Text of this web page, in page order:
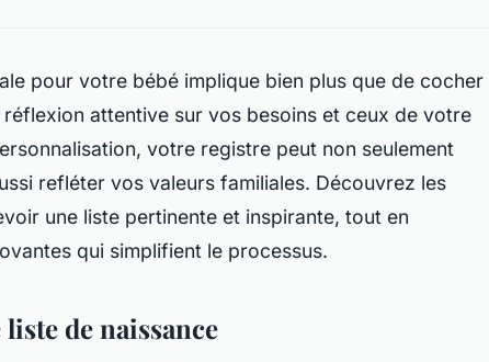
pour votre bébé implique bien plus que de cocher
attentive sur vos besoins et ceux de votre
votre registre peut non seulement
refléter vos valeurs familiales. Découvrez les
une liste pertinente et inspirante, tout en
qui simplifient le processus.
de naissance